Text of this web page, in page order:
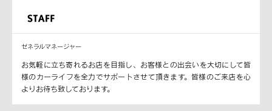
ゼネラルマネージャー
お気軽に立ち寄れるお店を目指し、お客様との出会いを大切にして皆
様のカーライフを全力でサポートさせて頂きます。皆様のご来店を心
よりお待ち致しております。